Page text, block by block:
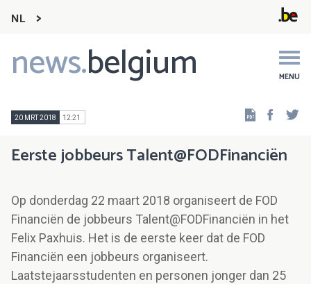
NL
news.belgium MENU
Main
navigation
20 MRT 2018 12:21
Eerste jobbeurs Talent@FODFinanciën
Op donderdag 22 maart 2018 organiseert de FOD
Financiën de jobbeurs Talent@FODFinanciën in het
Felix Paxhuis. Het is de eerste keer dat de FOD
Financiën een jobbeurs organiseert.
Laatstejaarsstudenten en personen jonger dan 25